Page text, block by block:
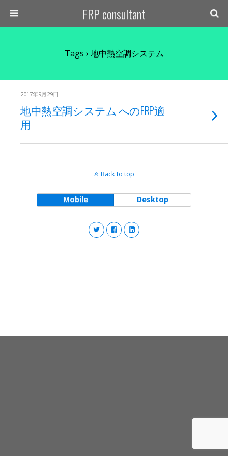
FRP consultant
Tags › 地中熱空調システム
2017年9月29日
地中熱空調システム へのFRP適
用
Back to top
Mobile Desktop